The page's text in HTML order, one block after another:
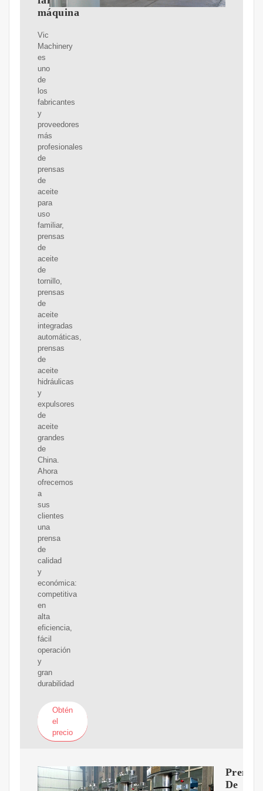
máquina
Vic
Machinery
es
uno
de
los
fabricantes
y
proveedores
más
profesionales
de
prensas
de
aceite
para
uso
familiar,
prensas
de
aceite
de
tornillo,
prensas
de
aceite
integradas
automáticas,
prensas
de
aceite
hidráulicas
y
expulsores
de
aceite
grandes
de
China.
Ahora
ofrecemos
a
sus
clientes
una
prensa
de
calidad
y
económica:
competitiva
en
alta
eficiencia,
fácil
operación
y
gran
durabilidad
Obtén
el
precio
Prensa
De